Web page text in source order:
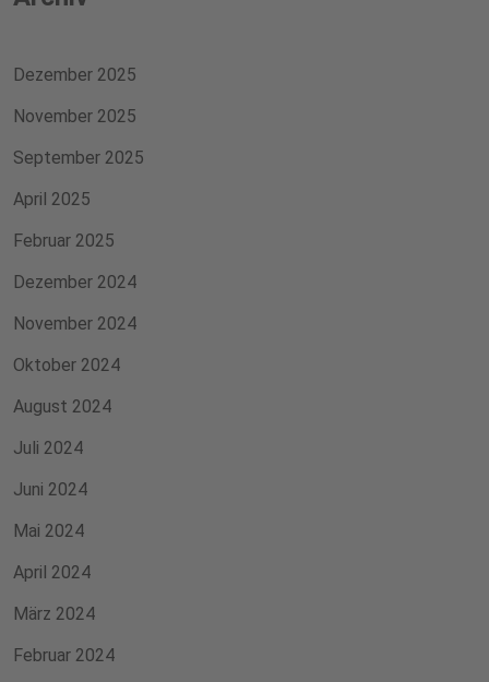
Dezember 2025
November 2025
September 2025
April 2025
Februar 2025
Dezember 2024
November 2024
Oktober 2024
August 2024
Juli 2024
Juni 2024
Mai 2024
April 2024
März 2024
Februar 2024